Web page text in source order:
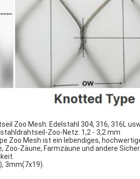
Zoo Mesh: Edelstahl 304, 316, 316L
Zoo-Netz: 1,2 - 3,2 mm
Zoo Mesh ist ein lebendiges,
Zäune, Farmzäune und andere
3mm(7x19).